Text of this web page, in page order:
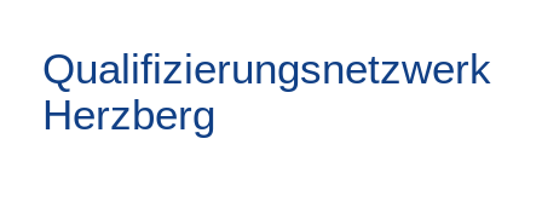
Qualifizierungsnetzwerk
Herzberg